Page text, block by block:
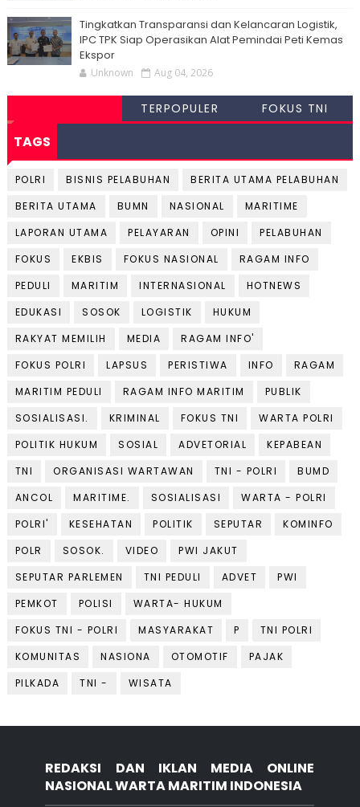
Tingkatkan Transparansi dan Kelancaran Logistik,
IPC TPK Siap Operasikan Alat Pemindai Peti Kemas
Ekspor
Unknown Aug 04, 2026
TERPOPULER FOKUS TNI
TAGS
POLRI BISNIS PELABUHAN
BERITA UTAMA PELABUHAN
BERITA UTAMA
BUMN NASIONAL
MARITIME
LAPORAN UTAMA
PELAYARAN OPINI
PELABUHAN
FOKUS
EKBIS FOKUS NASIONAL
RAGAM INFO
PEDULI
MARITIM INTERNASIONAL
HOTNEWS
EDUKASI
SOSOK LOGISTIK
HUKUM
RAKYAT MEMILIH
MEDIA
RAGAM INFO'
FOKUS POLRI
LAPSUS PERISTIWA INFO
RAGAM
MARITIM PEDULI
RAGAM INFO MARITIM
PUBLIK
SOSIALISASI.
KRIMINAL FOKUS TNI
WARTA POLRI
POLITIK HUKUM
SOSIAL ADVETORIAL
KEPABEAN
TNI
ORGANISASI WARTAWAN TNI - POLRI
BUMD
ANCOL
MARITIME. SOSIALISASI
WARTA - POLRI
POLRI'
KESEHATAN POLITIK SEPUTAR
KOMINFO
POLR
SOSOK. VIDEO
PWI JAKUT
SEPUTAR PARLEMEN
TNI PEDULI ADVET
PWI
PEMKOT
POLISI
WARTA- HUKUM
FOKUS TNI - POLRI
MASYARAKAT P
TNI POLRI
KOMUNITAS
NASIONA OTOMOTIF
PAJAK
PILKADA
TNI - WISATA
REDAKSI DAN IKLAN MEDIA ONLINE
NASIONAL WARTA MARITIM INDONESIA